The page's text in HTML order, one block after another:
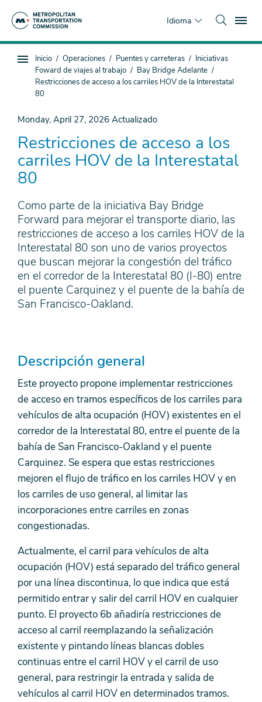
Idioma
Navegación
subpágina
Estás
aquí
Inicio Operaciones Puentes y carreteras
Iniciativas
Foward de viajes al trabajo
Bay Bridge Adelante
Restricciones de acceso a los carriles HOV de la Interestatal
80
Monday, April 27, 2026 Actualizado
Restricciones de acceso a los
carriles HOV de la Interestatal
80
Como parte de la iniciativa Bay Bridge
Forward para mejorar el transporte diario, las
restricciones de acceso a los carriles HOV de la
Interestatal 80 son uno de varios proyectos
que buscan mejorar la congestión del tráfico
en el corredor de la Interestatal 80 (I-80) entre
el puente Carquinez y el puente de la bahía de
San Francisco-Oakland.
Descripción general
Este proyecto propone implementar restricciones
de acceso en tramos específicos de los carriles para
vehículos de alta ocupación (HOV) existentes en el
corredor de la Interestatal 80, entre el puente de la
bahía de San Francisco-Oakland y el puente
Carquinez. Se espera que estas restricciones
mejoren el flujo de tráfico en los carriles HOV y en
los carriles de uso general, al limitar las
incorporaciones entre carriles en zonas
congestionadas.
Actualmente, el carril para vehículos de alta
ocupación (HOV) está separado del tráfico general
por una línea discontinua, lo que indica que está
permitido entrar y salir del carril HOV en cualquier
punto. El proyecto 6b añadiría restricciones de
acceso al carril reemplazando la señalización
existente y pintando líneas blancas dobles
continuas entre el carril HOV y el carril de uso
general, para restringir la entrada y salida de
vehículos al carril HOV en determinados tramos.